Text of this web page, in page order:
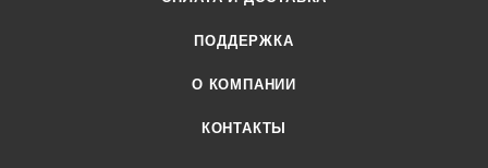
ПОДДЕРЖКА
О КОМПАНИИ
КОНТАКТЫ